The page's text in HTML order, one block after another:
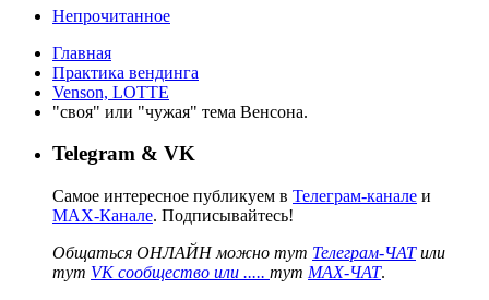
Непрочитанное
Главная
Практика вендинга
Venson, LOTTE
"своя" или "чужая" тема Венсона.
Telegram & VK
Самое интересное публикуем в Телеграм-канале и
MAX-Канале. Подписывайтесь!
Общаться ОНЛАЙН можно тут Телеграм-ЧАТили
тут VK сообщество или ..... тут MAX-ЧАТ.